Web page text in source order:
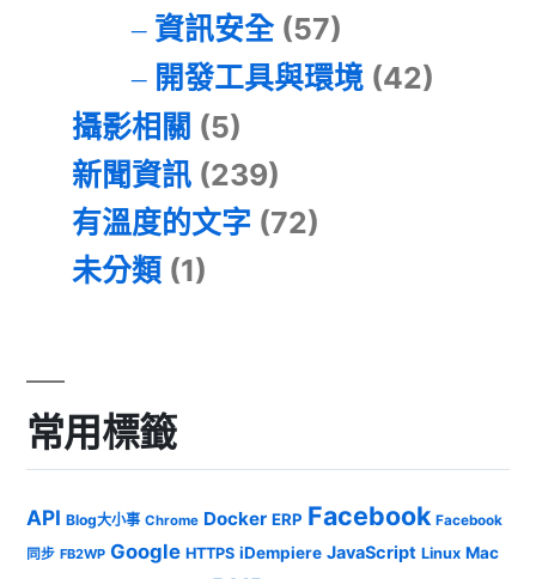
資訊安全(57)
開發工具與環境(42)
攝影相關 (5)
新聞資訊 (239)
有溫度的文字 (72)
未分類 (1)
常用標籤
API Blog大小事 Chrome Docker ERP Facebook Facebook
同步 FB2WP Google HTTPS iDempiere JavaScript Linux Mac